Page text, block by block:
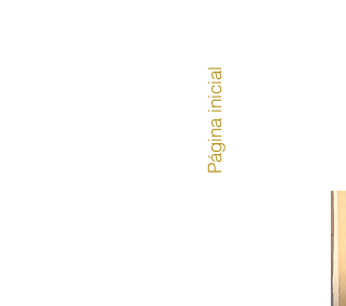
Página inicial